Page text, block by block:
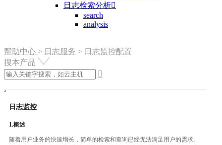
日志检索分析
search
analysis
帮助中心 > 日志服务 > 日志监控配置
搜本产品

日志监控
1.概述
随着用户业务的快速增长，简单的检索和查询已经无法满足用户的需求。